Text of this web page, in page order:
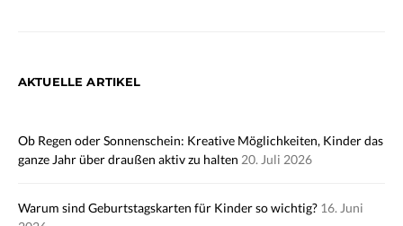
AKTUELLE ARTIKEL
Ob Regen oder Sonnenschein: Kreative Möglichkeiten, Kinder das
ganze Jahr über draußen aktiv zu halten 20. Juli 2026
Warum sind Geburtstagskarten für Kinder so wichtig? 16. Juni